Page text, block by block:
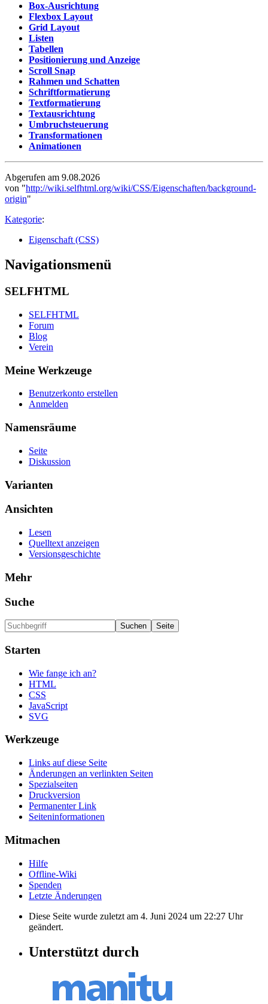
Box-Ausrichtung
Flexbox Layout
Grid Layout
Listen
Tabellen
Positionierung und Anzeige
Scroll Snap
Rahmen und Schatten
Schriftformatierung
Textformatierung
Textausrichtung
Umbruchsteuerung
Transformationen
Animationen
Abgerufen am 9.08.2026
von "http://wiki.selfhtml.org/wiki/CSS/Eigenschaften/background-
origin"
Kategorie:
Eigenschaft (CSS)
Navigationsmenü
SELFHTML
SELFHTML
Forum
Blog
Verein
Meine Werkzeuge
Benutzerkonto erstellen
Anmelden
Namensräume
Seite
Diskussion
Varianten
Ansichten
Lesen
Quelltext anzeigen
Versionsgeschichte
Mehr
Suche
Starten
Wie fange ich an?
HTML
CSS
JavaScript
SVG
Werkzeuge
Links auf diese Seite
Änderungen an verlinkten Seiten
Spezialseiten
Druckversion
Permanenter Link
Seiten­informationen
Mitmachen
Hilfe
Offline-Wiki
Spenden
Letzte Änderungen
Diese Seite wurde zuletzt am 4. Juni 2024 um 22:27 Uhr
geändert.
Unterstützt durch